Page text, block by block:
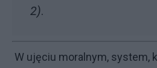
2).
W ujęciu moralnym, system,